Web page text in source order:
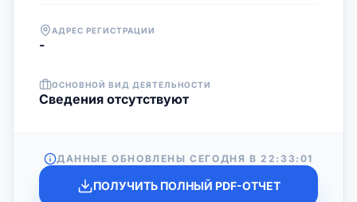
АДРЕС РЕГИСТРАЦИИ
-
ОСНОВНОЙ ВИД ДЕЯТЕЛЬНОСТИ
Cведения отсутствуют
ДАННЫЕ ОБНОВЛЕНЫ СЕГОДНЯ В22:33:01
ПОЛУЧИТЬ ПОЛНЫЙ PDF-ОТЧЕТ